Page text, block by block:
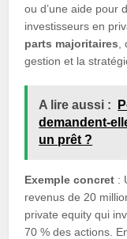
ou d’une aide pour
investisseurs en
parts majoritaires
gestion et la
A lire aussi :
demandent-
un prêt ?
Exemple concret :
revenus de 20
private equity qui
70 % des actions.